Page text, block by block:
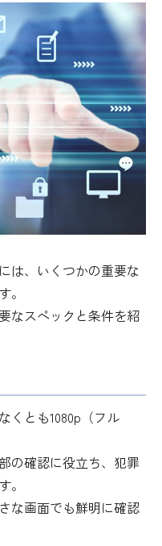
は、いくつかの重要な
。
なスペックと条件を紹
くとも1080p（フル
の確認に役立ち、犯罪
。
な画面でも鮮明に確認